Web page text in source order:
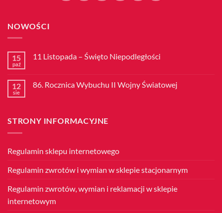
NOWOŚCI
15
paź
11 Listopada – Święto Niepodległości
11
12
sie
86. Rocznica Wybuchu II Wojny Światowej
Rocznica
STRONY INFORMACYJNE
Regulamin sklepu internetowego
Regulamin zwrotów i wymian w sklepie stacjonarnym
Regulamin zwrotów, wymian i reklamacji w sklepie
internetowym